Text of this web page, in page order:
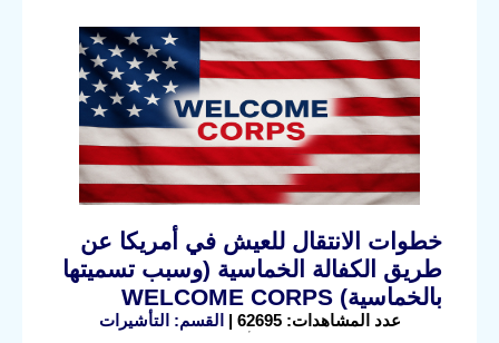
خطوات الانتقال للعيش في أمريكا عن
طريق الكفالة الخماسية (وسبب تسميتها
بالخماسية) WELCOME CORPS
عدد المشاهدات: 62695 | القسم: التأشيرات